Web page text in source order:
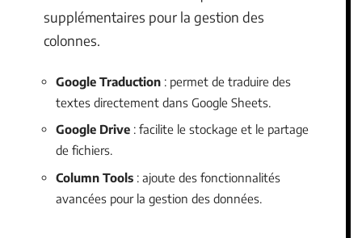
supplémentaires pour la gestion des
colonnes.
Google Traduction : permet de traduire des
textes directement dans Google Sheets.
Google Drive : facilite le stockage et le partage
de fichiers.
Column Tools : ajoute des fonctionnalités
avancées pour la gestion des données.